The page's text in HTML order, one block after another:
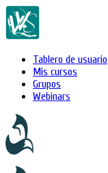
Tablero de usuario
Mis cursos
Grupos
Webinars